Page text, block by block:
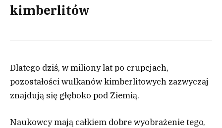
kimberlitów
Dlatego dziś, w miliony lat po erupcjach,
pozostałości wulkanów kimberlitowych zazwyczaj
znajdują się głęboko pod Ziemią.
Naukowcy mają całkiem dobre wyobrażenie tego,